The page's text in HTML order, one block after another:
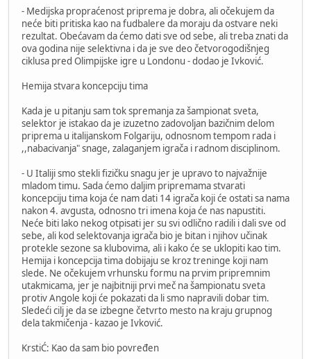
- Medijska propraćenost priprema je dobra, ali očekujem da
neće biti pritiska kao na fudbalere da moraju da ostvare neki
rezultat. Obećavam da ćemo dati sve od sebe, ali treba znati da
ova godina nije selektivna i da je sve deo četvorogodišnjeg
ciklusa pred Olimpijske igre u Londonu - dodao je Ivković.
Hemija stvara koncepciju tima
Kada je u pitanju sam tok spremanja za šampionat sveta,
selektor je istakao da je izuzetno zadovoljan bazičnim delom
priprema u italijanskom Folgariju, odnosnom tempom rada i
,,nabacivanja" snage, zalaganjem igrača i radnom disciplinom.
- U Italiji smo stekli fizičku snagu jer je upravo to najvažnije
mladom timu. Sada ćemo daljim pripremama stvarati
koncepciju tima koja će nam dati 14 igrača koji će ostati sa nama
nakon 4. avgusta, odnosno tri imena koja će nas napustiti.
Neće biti lako nekog otpisati jer su svi odlično radili i dali sve od
sebe, ali kod selektovanja igrača bio je bitan i njihov učinak
protekle sezone sa klubovima, ali i kako će se uklopiti kao tim.
Hemija i koncepcija tima dobijaju se kroz treninge koji nam
slede. Ne očekujem vrhunsku formu na prvim pripremnim
utakmicama, jer je najbitniji prvi meč na šampionatu sveta
protiv Angole koji će pokazati da li smo napravili dobar tim.
Sledeći cilj je da se izbegne četvrto mesto na kraju grupnog
dela takmičenja - kazao je Ivković.
KrstiĆ: Kao da sam bio povređen